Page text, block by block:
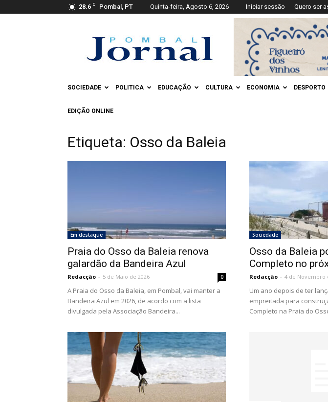
28.6 C Pombal, PT Quinta-feira, Agosto 6, 2026 Iniciar sessão Quero ser
Jornal
SOCIEDADE POLITICA EDUCAÇÃO CULTURA ECONOMIA DESPORTO
EDIÇÃO ONLINE
Etiqueta: Osso da Baleia
Em destaque
Praia do Osso da Baleia renova
galardão da Bandeira Azul
Redacção - 5 de Maio de 2026 0
A Praia do Osso da Baleia, em Pombal, vai manter a
Bandeira Azul em 2026, de acordo com a lista
divulgada pela Associação Bandeira...
Sociedade
Osso da Baleia
Completo no
Redacção - 4 de Novembro
Um ano depois de ter
empreitada para
Completo na Praia do